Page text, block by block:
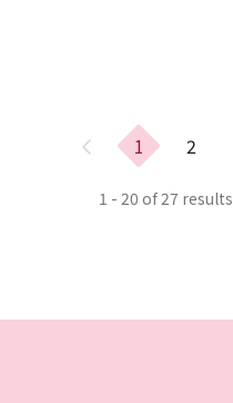
上
1 2
1 - 20 of 27 results